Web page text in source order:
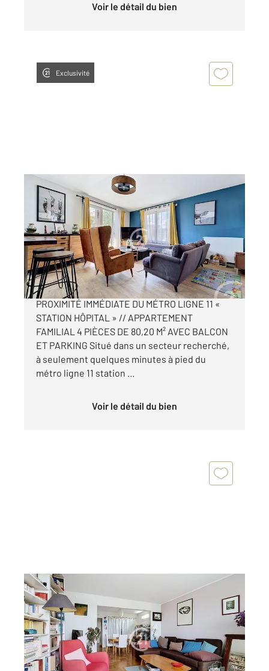
Voir le détail du bien
Exclusivité
MONTREUIL 93
80,20 m
, 4 pièces
Ref : 14414
Appartement F4 à vendre
384 000 €
ROMAINVILLE MONTREUIL BOISSIÈRE // À
PROXIMITÉ IMMÉDIATE DU MÉTRO LIGNE 11 «
STATION HÔPITAL » // APPARTEMENT
FAMILIAL 4 PIÈCES DE 80,20 M² AVEC BALCON
ET PARKING Situé dans un secteur recherché,
à seulement quelques minutes à pied du
métro ligne 11 station ...
Voir le détail du bien
MONTREUIL 93
57,96 m2, 3 pièces
Ref : 13550
Appartement F3 à vendre
289 000 €